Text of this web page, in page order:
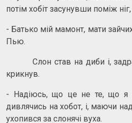
потім хобіт засунувши поміж
- Батько мій мамонт, мати
Пью.
Слон став на диби і,
крикнув.
- Надіюсь, що це не те, що
дивлячись на хобот, і, маючи
ухопився за слонячі вуха.